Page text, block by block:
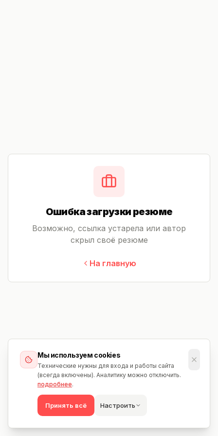
Мы используем cookies
Технические нужны для входа и работы сайта
(всегда включены). Аналитику можно отключить.
подробнее.
Принять всё Настроить
Ошибка загрузки резюме
Возможно, ссылка устарела или автор
скрыл своё резюме
На главную